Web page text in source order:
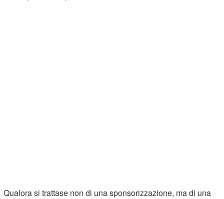
Qualora si trattase non di una sponsorizzazione, ma di una